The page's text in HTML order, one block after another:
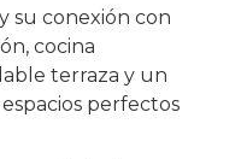
su conexión con
cocina
terraza y un
perfectos